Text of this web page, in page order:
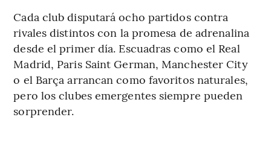
Cada club disputará ocho partidos contra
rivales distintos con la promesa de adrenalina
desde el primer día. Escuadras como el Real
Madrid, Paris Saint German, Manchester City
o el Barça arrancan como favoritos naturales,
pero los clubes emergentes siempre pueden
sorprender.